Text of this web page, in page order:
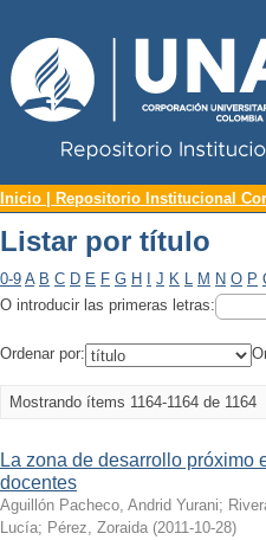
Listar por título
Inicio | Repositorio Institucional
Listar por título
0-9 A B C D E F G H J K L M N O P
O introducir las primeras letras:
Ordenar por:
Mostrando ítems 1164-1164 de 1164
La zona de desarrollo próximo
docentes
Aguillón Pacheco, Andrid Yurani;
Lucía; Pérez, Zoraida (2011-10-28)